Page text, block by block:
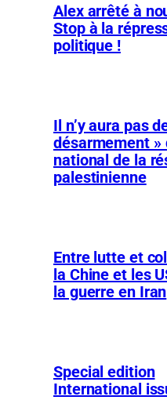
Alex arrêté à
Stop à la
politique !
Il n’y aura pas
désarmement »
national de la
palestinienne
Entre lutte et
la Chine et les
la guerre en Iran
Special edition
International